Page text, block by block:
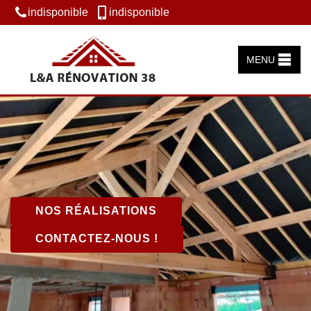
indisponible indisponible
MENU
NOS RÉALISATIONS
CONTACTEZ-NOUS !